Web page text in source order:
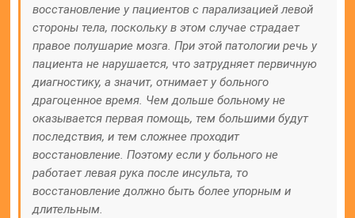
восстановление у пациентов с парализацией левой
стороны тела, поскольку в этом случае страдает
правое полушарие мозга. При этой патологии речь у
пациента не нарушается, что затрудняет первичную
диагностику, а значит, отнимает у больного
драгоценное время. Чем дольше больному не
оказывается первая помощь, тем большими будут
последствия, и тем сложнее проходит
восстановление. Поэтому если у больного не
работает левая рука после инсульта, то
восстановление должно быть более упорным и
длительным.